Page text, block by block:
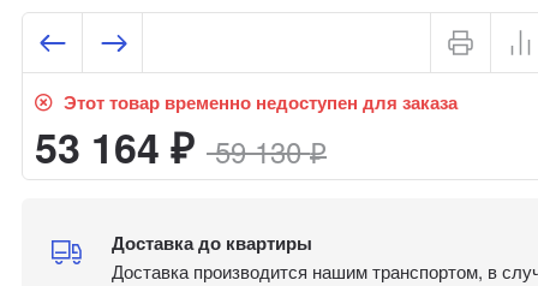
Этот товар временно недоступен для заказа
53 164₽ 59 130₽
Доставка до квартиры
Доставка производится нашим транспортом, в